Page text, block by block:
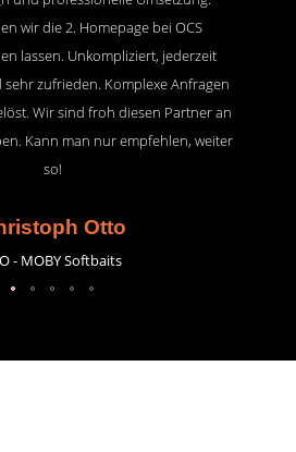
wir die 2. Homepage bei OCS
lassen. Unkompliziert, jederzeit
zufrieden. Komplexe Anfragen
Wir sind froh diesen Partner an
Kann man nur empfehlen, weiter
so!
Otto
- MOBY Softbaits